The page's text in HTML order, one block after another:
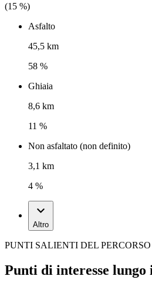
(15 %)
Asfalto
45,5 km
58 %
Ghiaia
8,6 km
11 %
Non asfaltato (non definito)
3,1 km
4 %
Altro
PUNTI SALIENTI DEL PERCORSO
Punti di interesse lungo